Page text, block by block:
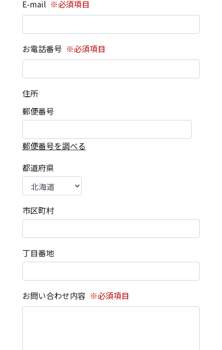
E-mail ※必須項目
お電話番号 ※必須項目
住所
郵便番号
郵便番号を調べる
都道府県
市区町村
丁目番地
お問い合わせ内容 ※必須項目